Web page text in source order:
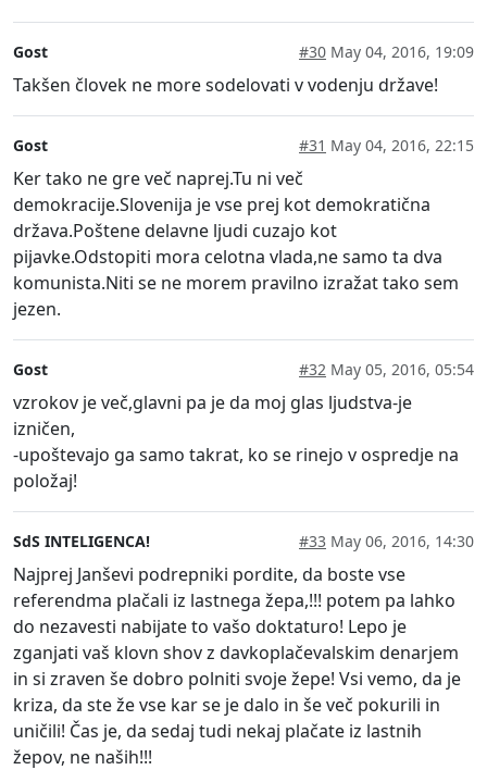
Gost #30 May 04, 2016, 19:09
Takšen človek ne more sodelovati v vodenju države!
Gost #31 May 04, 2016, 22:15
Ker tako ne gre več naprej.Tu ni več
demokracije.Slovenija je vse prej kot demokratična
država.Poštene delavne ljudi cuzajo kot
pijavke.Odstopiti mora celotna vlada,ne samo ta dva
komunista.Niti se ne morem pravilno izražat tako sem
jezen.
Gost #32 May 05, 2016, 05:54
vzrokov je več,glavni pa je da moj glas ljudstva-je
izničen,
-upoštevajo ga samo takrat, ko se rinejo v ospredje na
položaj!
SdS INTELIGENCA! #33 May 06, 2016, 14:30
Najprej Janševi podrepniki pordite, da boste vse
referendma plačali iz lastnega žepa,!!! potem pa lahko
do nezavesti nabijate to vašo doktaturo! Lepo je
zganjati vaš klovn shov z davkoplačevalskim denarjem
in si zraven še dobro polniti svoje žepe! Vsi vemo, da je
kriza, da ste že vse kar se je dalo in še več pokurili in
uničili! Čas je, da sedaj tudi nekaj plačate iz lastnih
žepov, ne naših!!!